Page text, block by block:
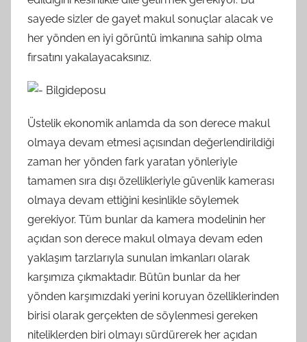
sayede sizler de gayet makul sonuçlar alacak ve
her yönden en iyi görüntü imkanına sahip olma
fırsatını yakalayacaksınız.
Üstelik ekonomik anlamda da son derece makul
olmaya devam etmesi açısından değerlendirildiği
zaman her yönden fark yaratan yönleriyle
tamamen sıra dışı özellikleriyle güvenlik kamerası
olmaya devam ettiğini kesinlikle söylemek
gerekiyor. Tüm bunlar da kamera modelinin her
açıdan son derece makul olmaya devam eden
yaklaşım tarzlarıyla sunulan imkanları olarak
karşımıza çıkmaktadır. Bütün bunlar da her
yönden karşımızdaki yerini koruyan özelliklerinden
birisi olarak gerçekten de söylenmesi gereken
niteliklerden biri olmayı sürdürerek her açıdan